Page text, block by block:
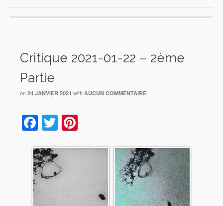
Critique 2021-01-22 – 2ème
Partie
on 24 JANVIER 2021 with AUCUN COMMENTAIRE
Facebook
Twitter